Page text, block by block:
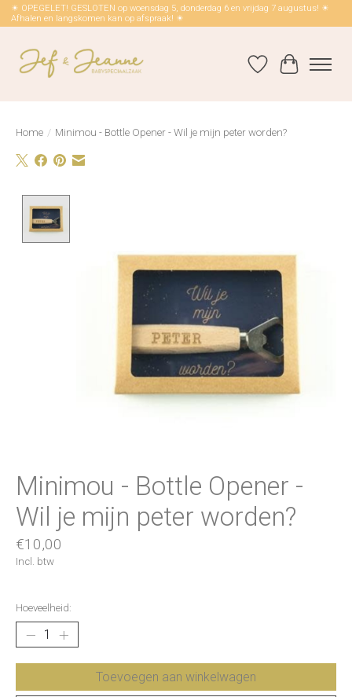
☀ OPEGELET! GESLOTEN op woensdag 5, donderdag 6 en vrijdag 7 augustus! ☀
Afhalen en langskomen kan op afspraak! ☀
Verlanglijst
Home / Minimou - Bottle Opener - Wil je mijn peter worden?
Minimou - Bottle Opener -
Wil je mijn peter worden?
€10,00
Incl. btw
Hoeveelheid:
Toevoegen aan winkelwagen